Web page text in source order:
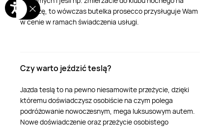
imprezę, to wówczas butelka prosecco przysługuje Wam
w cenie w ramach świadczenia usługi.
Czy warto jeździć teslą?
Jazda teslą to na pewno niesamowite przeżycie, dzięki
któremu doświadczysz osobiście na czym polega
podróżowanie nowoczesnym, mega luksusowym autem.
Nowe doświadczenie oraz przeżycie osobistego